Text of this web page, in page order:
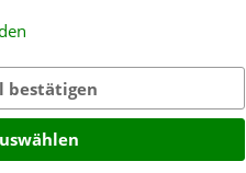
bestätigen